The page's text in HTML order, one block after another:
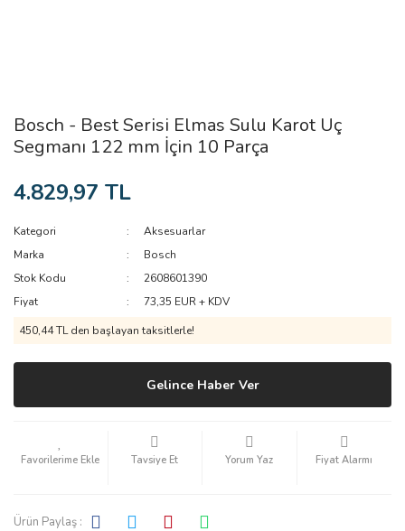
Bosch - Best Serisi Elmas Sulu Karot Uç
Segmanı 122 mm İçin 10 Parça
4.829,97 TL
Kategori
Aksesuarlar
Marka
Bosch
Stok Kodu
2608601390
Fiyat
73,35 EUR + KDV
450,44 TL den başlayan taksitlerle!
Gelince Haber Ver
Tavsiye Et Yorum Yaz Fiyat Alarmı
Ürün Paylaş :